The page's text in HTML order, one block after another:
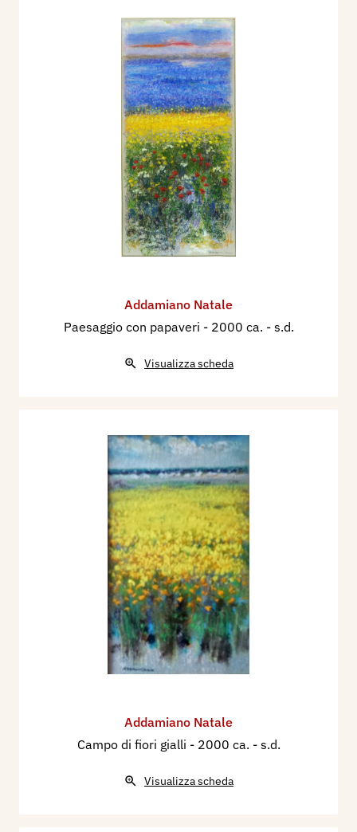
Addamiano Natale
Paesaggio con papaveri - 2000 ca. - s.d.
Visualizza scheda
Addamiano Natale
Campo di fiori gialli - 2000 ca. - s.d.
Visualizza scheda